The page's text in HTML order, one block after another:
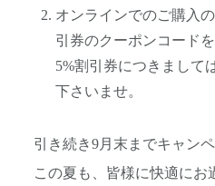
オンラインでのご購入
引券のクーポンコード
5%割引券につきまして
下さいませ。
引き続き9月末までキャン
この夏も、皆様に快適にお